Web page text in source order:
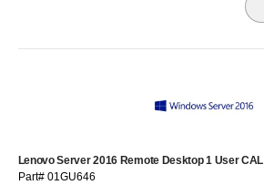
Lenovo Server 2016 Remote Desktop 1 User CAL
Part# 01GU646